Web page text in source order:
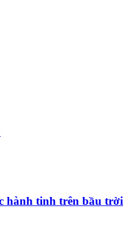
hành tinh trên bầu trời